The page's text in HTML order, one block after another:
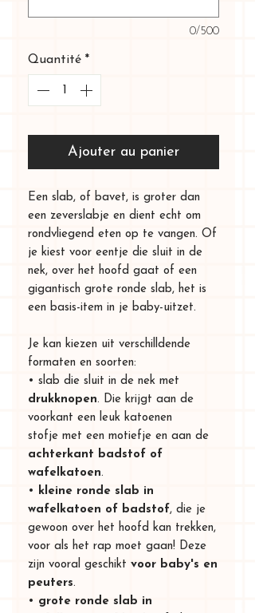
0/500
Quantité *
Ajouter au panier
Een slab, of bavet, is groter dan
een zeverslabje en dient echt om
rondvliegend eten op te vangen. Of
je kiest voor eentje die sluit in de
nek, over het hoofd gaat of een
gigantisch grote ronde slab, het is
een basis-item in je baby-uitzet.
Je kan kiezen uit verschilldende
formaten en soorten:
• slab die sluit in de nek met
drukknopen. Die krijgt aan de
voorkant een leuk katoenen
stofje met een motiefje en aan de
achterkant badstof of
wafelkatoen.
•
kleine ronde slab in
wafelkatoen of badstof, die je
gewoon over het hoofd kan trekken,
voor als het rap moet gaan! Deze
zijn vooral geschikt voor baby's en
peuters.
• grote ronde slab in